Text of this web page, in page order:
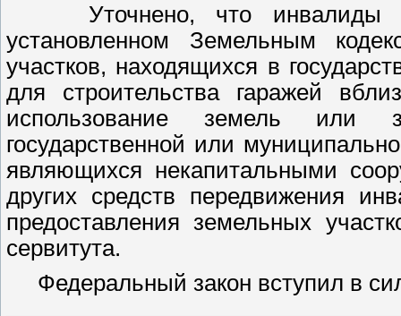
Уточнено, что инвалиды
установленном Земельным
участков, находящихся в
для строительства гаражей
использование земель или
государственной или
являющихся некапитальными
других средств передвижения
предоставления земельных
сервитута.
Федеральный закон вступил в